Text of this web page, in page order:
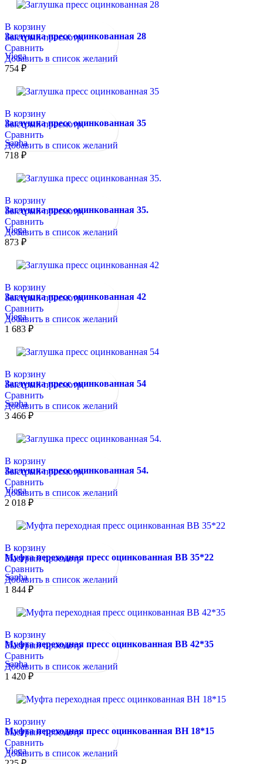
В корзину
Быстрый просмотр
Сравнить
Добавить в список желаний
Заглушка пресс оцинкованная 28
Viega
754 ₽
В корзину
Быстрый просмотр
Сравнить
Добавить в список желаний
Заглушка пресс оцинкованная 35
Sanha
718 ₽
В корзину
Быстрый просмотр
Сравнить
Добавить в список желаний
Заглушка пресс оцинкованная 35.
Viega
873 ₽
В корзину
Быстрый просмотр
Сравнить
Добавить в список желаний
Заглушка пресс оцинкованная 42
Viega
1 683 ₽
В корзину
Быстрый просмотр
Сравнить
Добавить в список желаний
Заглушка пресс оцинкованная 54
Sanha
3 466 ₽
В корзину
Быстрый просмотр
Сравнить
Добавить в список желаний
Заглушка пресс оцинкованная 54.
Viega
2 018 ₽
В корзину
Быстрый просмотр
Сравнить
Добавить в список желаний
Муфта переходная пресс оцинкованная ВВ 35*22
Sanha
1 844 ₽
В корзину
Быстрый просмотр
Сравнить
Добавить в список желаний
Муфта переходная пресс оцинкованная ВВ 42*35
Sanha
1 420 ₽
В корзину
Быстрый просмотр
Сравнить
Добавить в список желаний
Муфта переходная пресс оцинкованная ВН 18*15
Viega